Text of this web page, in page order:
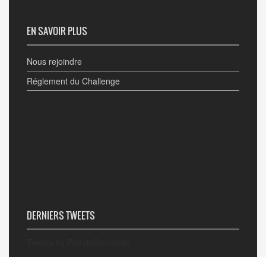
EN SAVOIR PLUS
Nous rejoindre
Réglement du Challenge
DERNIERS TWEETS